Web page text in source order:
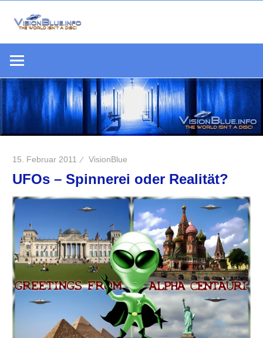
Inhalt
springen
Welt
keine
Scheibe
15. Februar 2011 VisionBlue
UFOs – Spinnerei oder Realität?